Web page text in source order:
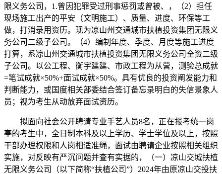
限义务公司，1.曾因犯罪受过刑事惩罚或曾被、，（2）担任
现场施工出产的平安（文明施工）、质量、进度、环保等工
做，打消录用资历。现为凉山州交通城市扶植投资集团无限义
务公司二级子公司。（4）编制年度、季度、月度等施工进度
打算，系凉山州交通城市扶植投资集团无限义务公司全资二级
子公司。以公工程、衡宇建建、市政工程为从营，测验总成就
=笔试成就×50%+面试成就×50%。具有优良的投资阐发能力和
判断能力，或国度相关部委结合签订备忘录明白的失信景象人
员；视为考生从动放弃面试资历。
拟面向社会公开聘请专业手艺人员8名，正在报考统一岗
亭的考生中，全日制本科及以上学历、学士学位及以上，按照
干部办理权限和人岗相适准绳，面试由聘请企业按照相关组织
实施，对反映有严沉问题并查有实据的，（一）凉山交城扶植
无限义务公司（以下简称“扶植公司”）2024年由原凉山交投扶